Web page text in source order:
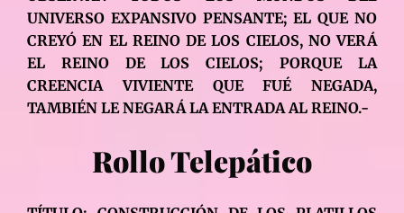
UNIVERSO EXPANSIVO PENSANTE; EL QUE NO
CREYÓ EN EL REINO DE LOS CIELOS, NO VERÁ
EL REINO DE LOS CIELOS; PORQUE LA
CREENCIA VIVIENTE QUE FUÉ NEGADA,
TAMBIÉN LE NEGARÁ LA ENTRADA AL REINO.-
Rollo Telepático